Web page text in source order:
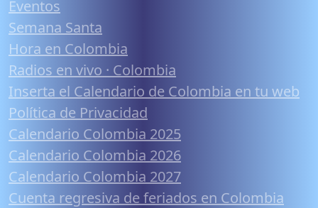
Eventos
Semana Santa
Hora en Colombia
Radios en vivo · Colombia
Inserta el Calendario de Colombia en tu web
Política de Privacidad
Calendario Colombia 2025
Calendario Colombia 2026
Calendario Colombia 2027
Cuenta regresiva de feriados en Colombia